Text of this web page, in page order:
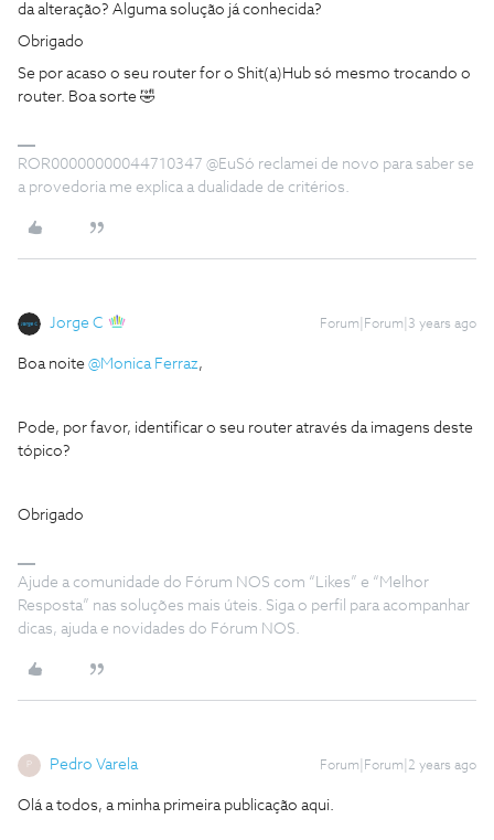
da alteração? Alguma solução já conhecida?
Obrigado
Se por acaso o seu router for o Shit(a)Hub só mesmo trocando o
router. Boa sorte 🤣
ROR00000000044710347 @EuSó reclamei de novo para saber se
a provedoria me explica a dualidade de critérios.
Jorge C Forum|Forum|3 years ago
Boa noite @Monica Ferraz,
Pode, por favor, identificar o seu router através da imagens deste
tópico?
Obrigado
Ajude a comunidade do Fórum NOS com “Likes” e “Melhor
Resposta” nas soluções mais úteis. Siga o perfil para acompanhar
dicas, ajuda e novidades do Fórum NOS.
Pedro Varela Forum|Forum|2 years ago
Olá a todos, a minha primeira publicação aqui.